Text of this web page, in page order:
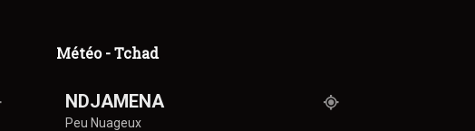
Météo - Tchad
NDJAMENA
Peu Nuageux